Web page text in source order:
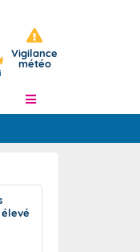
Vigilance
météo
à J+7
l'échelle